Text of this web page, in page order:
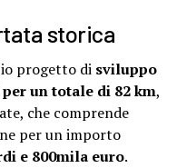
storica
progetto di sviluppo
un totale di 82 km,
che comprende
per un importo
e 800mila euro.